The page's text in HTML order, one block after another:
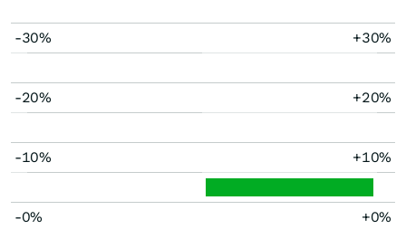
-30% +30%
-20% +20%
-10% +10%
-0% +0%